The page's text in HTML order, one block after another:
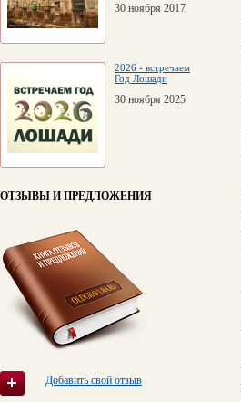
30 ноября 2017
2026 - встречаем
Год Лошади
30 ноября 2025
ОТЗЫВЫ И ПРЕДЛОЖЕНИЯ
Добавить свой отзыв